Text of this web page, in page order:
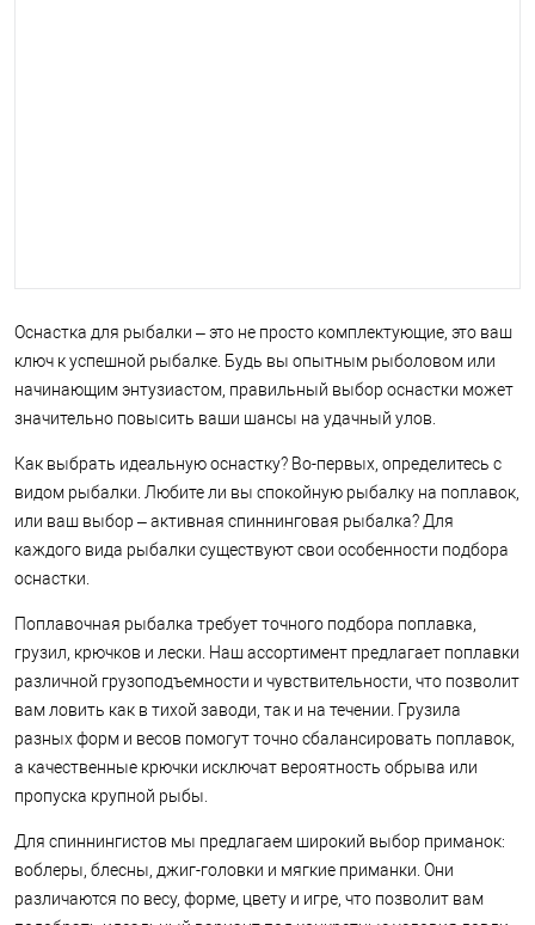
Оснастка для рыбалки – это не просто комплектующие, это ваш
ключ к успешной рыбалке. Будь вы опытным рыболовом или
начинающим энтузиастом, правильный выбор оснастки может
значительно повысить ваши шансы на удачный улов.
Как выбрать идеальную оснастку? Во-первых, определитесь с
видом рыбалки. Любите ли вы спокойную рыбалку на поплавок,
или ваш выбор – активная спиннинговая рыбалка? Для
каждого вида рыбалки существуют свои особенности подбора
оснастки.
Поплавочная рыбалка требует точного подбора поплавка,
грузил, крючков и лески. Наш ассортимент предлагает поплавки
различной грузоподъемности и чувствительности, что позволит
вам ловить как в тихой заводи, так и на течении. Грузила
разных форм и весов помогут точно сбалансировать поплавок,
а качественные крючки исключат вероятность обрыва или
пропуска крупной рыбы.
Для спиннингистов мы предлагаем широкий выбор приманок:
воблеры, блесны, джиг-головки и мягкие приманки. Они
различаются по весу, форме, цвету и игре, что позволит вам